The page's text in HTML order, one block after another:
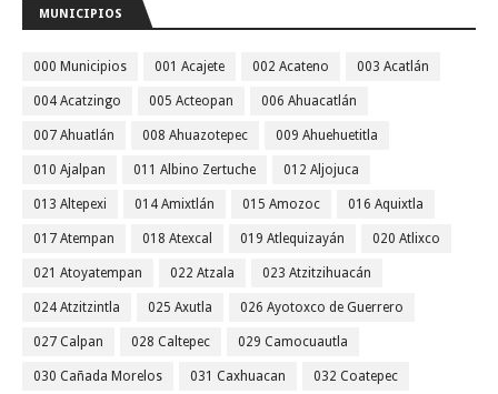
MUNICIPIOS
000 Municipios 001 Acajete 002 Acateno 003 Acatlán
004 Acatzingo 005 Acteopan 006 Ahuacatlán
007 Ahuatlán 008 Ahuazotepec 009 Ahuehuetitla
010 Ajalpan 011 Albino Zertuche 012 Aljojuca
013 Altepexi 014 Amixtlán 015 Amozoc 016 Aquixtla
017 Atempan 018 Atexcal 019 Atlequizayán 020 Atlixco
021 Atoyatempan 022 Atzala 023 Atzitzihuacán
024 Atzitzintla 025 Axutla 026 Ayotoxco de Guerrero
027 Calpan 028 Caltepec 029 Camocuautla
030 Cañada Morelos 031 Caxhuacan 032 Coatepec